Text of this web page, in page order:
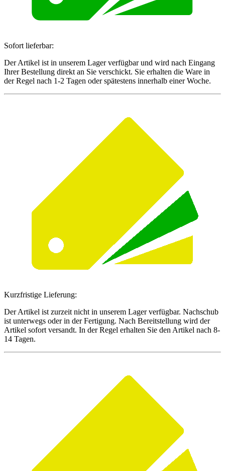
Sofort lieferbar:
Der Artikel ist in unserem Lager verfügbar und wird nach Eingang
Ihrer Bestellung direkt an Sie verschickt. Sie erhalten die Ware in
der Regel nach 1-2 Tagen oder spätestens innerhalb einer Woche.
Kurzfristige Lieferung:
Der Artikel ist zurzeit nicht in unserem Lager verfügbar. Nachschub
ist unterwegs oder in der Fertigung. Nach Bereitstellung wird der
Artikel sofort versandt. In der Regel erhalten Sie den Artikel nach 8-
14 Tagen.